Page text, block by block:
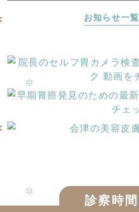
お知らせ一覧
診察時間